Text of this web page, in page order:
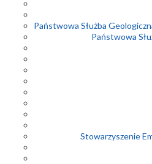
Państwowa Służba
Państwowa
Stowarzyszenie